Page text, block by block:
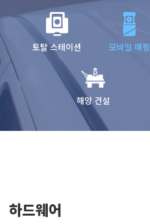
모니터링
해양 건설
GPR/계측
토탈 스테이션 모바일 매핑
해양 건설
하드웨어